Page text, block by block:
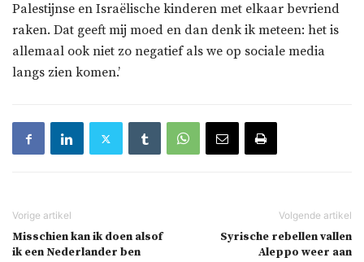
Palestijnse en Israëlische kinderen met elkaar bevriend
raken. Dat geeft mij moed en dan denk ik meteen: het is
allemaal ook niet zo negatief als we op sociale media
langs zien komen.’
Misschien kan ik doen alsof
ik een Nederlander ben
Syrische rebellen vallen
Aleppo weer aan